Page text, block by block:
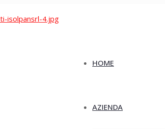
HOME
AZIENDA